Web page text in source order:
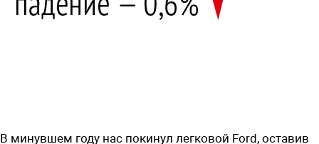
В минувшем году нас покинул легковой Ford, оставив